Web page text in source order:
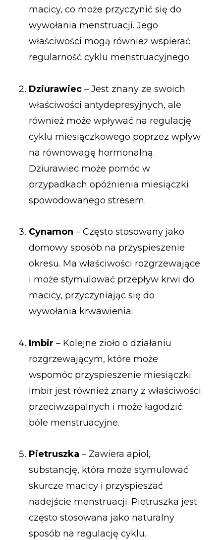
macicy, co może przyczynić się do
wywołania menstruacji. Jego
właściwości mogą również wspierać
regularność cyklu menstruacyjnego.
Dziurawiec– Jest znany ze swoich
właściwości antydepresyjnych, ale
również może wpływać na regulację
cyklu miesiączkowego poprzez wpływ
na równowagę hormonalną.
Dziurawiec może pomóc w
przypadkach opóźnienia miesiączki
spowodowanego stresem.
Cynamon – Często stosowany jako
domowy sposób na przyspieszenie
okresu. Ma właściwości rozgrzewające
i może stymulować przepływ krwi do
macicy, przyczyniając się do
wywołania krwawienia.
Imbir – Kolejne zioło o działaniu
rozgrzewającym, które może
wspomóc przyspieszenie miesiączki.
Imbir jest również znany z właściwości
przeciwzapalnych i może łagodzić
bóle menstruacyjne.
Pietruszka – Zawiera apiol,
substancję, która może stymulować
skurcze macicy i przyspieszać
nadejście menstruacji. Pietruszka jest
często stosowana jako naturalny
sposób na regulację cyklu.